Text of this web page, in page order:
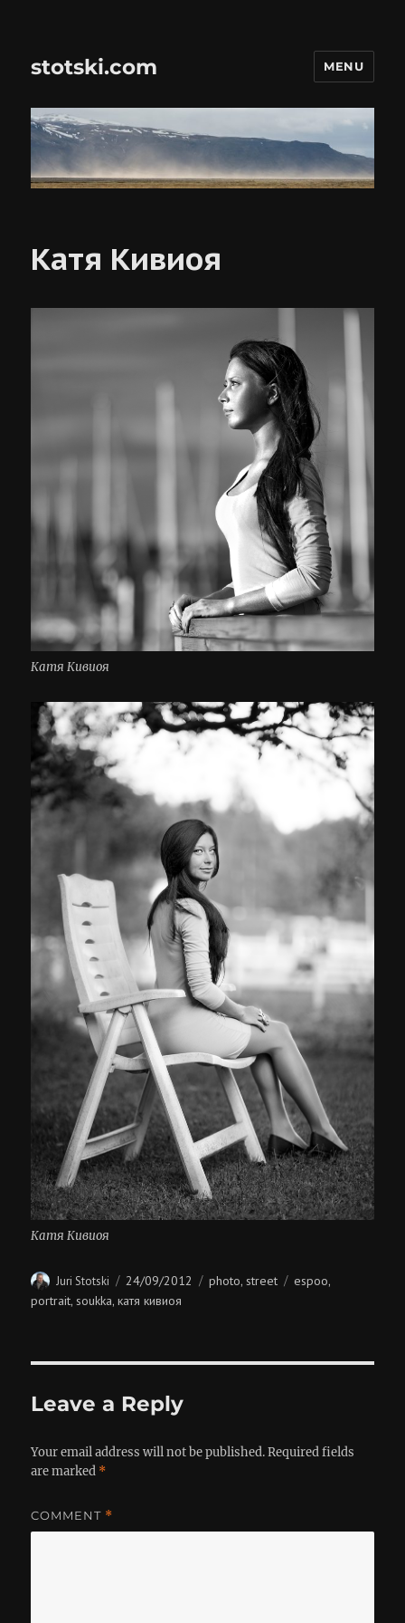
stotski.com MENU
Катя Кивиоя
Катя Кивиоя
Катя Кивиоя
Author
Juri Stotski
Posted
on
24/09/2012 Categories
photo, street Tags
espoo,
portrait, soukka,катя кивиоя
Leave a Reply
Your email address will not be published. Required fields
are marked *
COMMENT *